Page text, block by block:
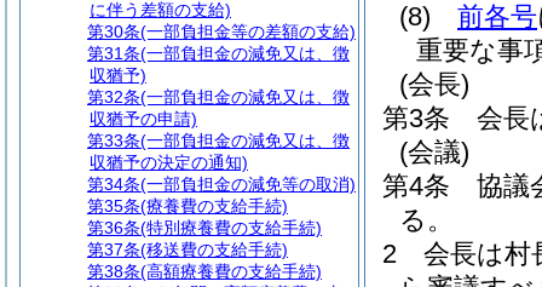
(8)
前各号
重要な事
(会長)
第3条
会長
(会議)
第4条
協議
る。
2
会長は村
に伴う差額の支給)
第30条(一部負担金等の差額の支給)
第31条(一部負担金の減免又は、徴
収猶予)
第32条(一部負担金の減免又は、徴
収猶予の申請)
第33条(一部負担金の減免又は、徴
収猶予の決定の通知)
第34条(一部負担金の減免等の取消)
第35条(療養費の支給手続)
第36条(特別療養費の支給手続)
第37条(移送費の支給手続)
第38条(高額療養費の支給手続)